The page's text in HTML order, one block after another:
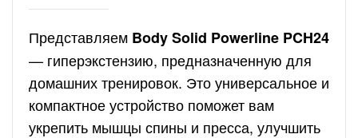
Представляем Body Solid Powerline PCH24
— гиперэкстензию, предназначенную для
домашних тренировок. Это универсальное и
компактное устройство поможет вам
укрепить мышцы спины и пресса, улучшить